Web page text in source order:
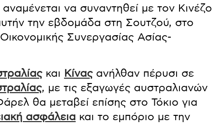
να συναντηθεί με τον Κινέζο
την εβδομάδα στη Σουτζού, στο
Συνεργασίας Ασίας-
και Κίναςανήλθαν πέρυσι σε
, με τις εξαγωγές αυστραλιανών
θα μεταβεί επίσης στο Τόκιο για
ασφάλεια και το εμπόριο με την